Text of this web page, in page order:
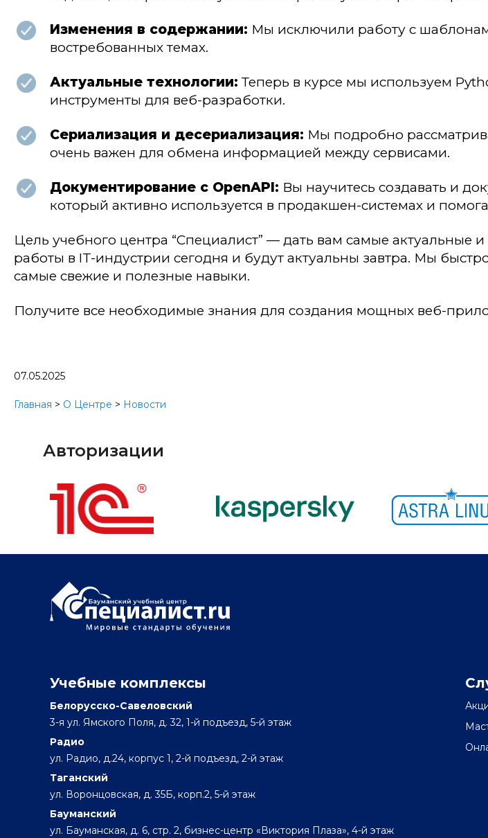
Изменения в содержании: Мы исключили работу с
востребованных темах.
Актуальные технологии: Теперь в курсе мы используем
инструменты для веб-разработки.
Сериализация и десериализация: Мы подробно
очень важен для обмена информацией между сервисами.
Документирование с OpenAPI: Вы научитесь создавать и
который активно используется в продакшен-системах и
Цель учебного центра “Специалист” — дать вам самые актуальные
работы в IT-индустрии сегодня и будут актуальны завтра. Мы
самые свежие и полезные навыки.
Получите все необходимые знания для создания мощных веб-
07.05.2025
Главная > О Центре > Новости
Авторизации
Учебные комплексы
Белорусско-Савеловский
3-я ул. Ямского Поля, д. 32, 1-й подъезд, 5-й этаж
Радио
ул. Радио, д.24, корпус 1, 2-й подъезд, 2-й этаж
Таганский
ул. Воронцовская, д. 35Б, корп.2, 5-й этаж
Бауманский
ул. Бауманская, д. 6, стр. 2, бизнес-центр «Виктория Плаза», 4-й этаж